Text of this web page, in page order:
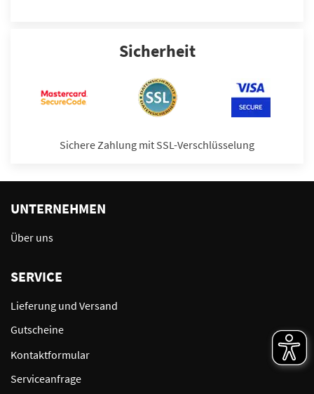
Sicherheit
Sichere Zahlung mit SSL-Verschlüsselung
UNTERNEHMEN
Über uns
SERVICE
Lieferung und Versand
Gutscheine
Kontaktformular
Serviceanfrage